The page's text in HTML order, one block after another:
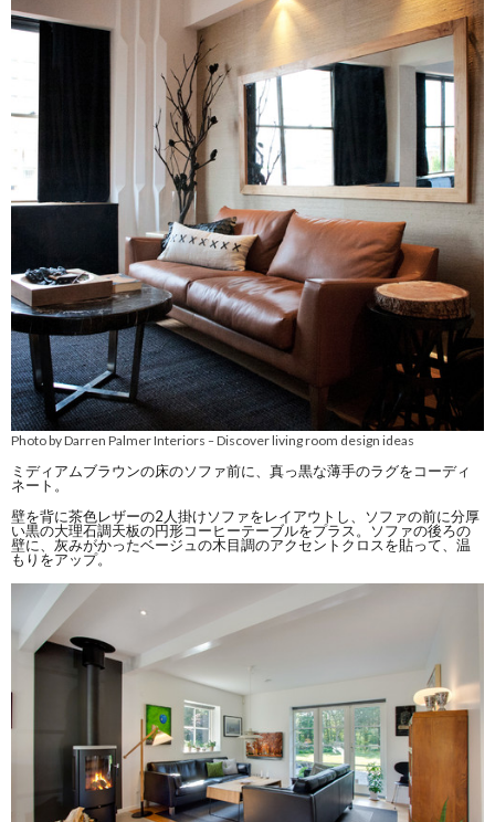
Photo by Darren Palmer Interiors –Discover living room design ideas
ミディアムブラウンの床のソファ前に、真っ黒な薄手のラグをコーディ
ネート。
壁を背に茶色レザーの2人掛けソファをレイアウトし、ソファの前に分厚
い黒の大理石調天板の円形コーヒーテーブルをプラス。ソファの後ろの
壁に、灰みがかったベージュの木目調のアクセントクロスを貼って、温
もりをアップ。